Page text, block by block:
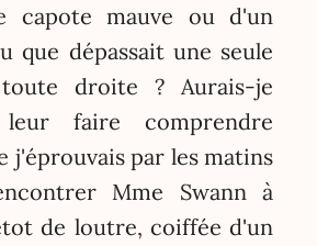
capote mauve ou d'un
que dépassait une seule
droite ? Aurais-je
faire comprendre
j'éprouvais par les matins
Mme Swann à
de loutre, coiffée d'un